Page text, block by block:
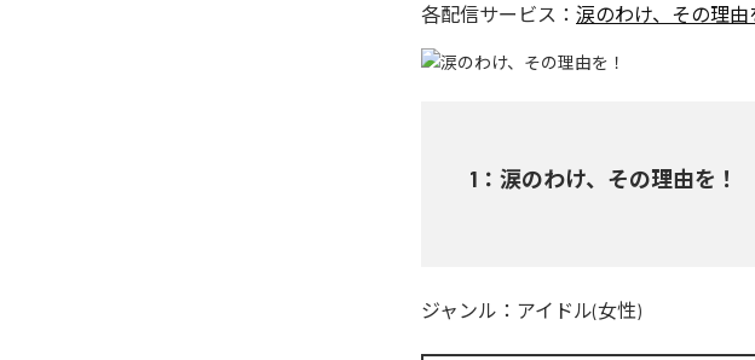
各配信サービス： 涙のわけ、その理由
1 ： 涙のわけ、その理由を！
ジャンル： アイドル(女性)